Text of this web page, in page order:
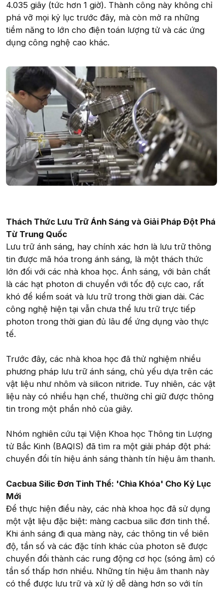
4.035 giây (tức hơn 1 giờ). Thành công này không chỉ
phá vỡ mọi kỷ lục trước đây, mà còn mở ra những
tiềm năng to lớn cho điện toán lượng tử và các ứng
dụng công nghệ cao khác.
Thách Thức Lưu Trữ Ánh Sáng và Giải Pháp Đột Phá
Từ Trung Quốc
Lưu trữ ánh sáng, hay chính xác hơn là lưu trữ thông
tin được mã hóa trong ánh sáng, là một thách thức
lớn đối với các nhà khoa học. Ánh sáng, với bản chất
là các hạt photon di chuyển với tốc độ cực cao, rất
khó để kiểm soát và lưu trữ trong thời gian dài. Các
công nghệ hiện tại vẫn chưa thể lưu trữ trực tiếp
photon trong thời gian đủ lâu để ứng dụng vào thực
tế.
Trước đây, các nhà khoa học đã thử nghiệm nhiều
phương pháp lưu trữ ánh sáng, chủ yếu dựa trên các
vật liệu như nhôm và silicon nitride. Tuy nhiên, các vật
liệu này có nhiều hạn chế, thường chỉ giữ được thông
tin trong một phần nhỏ của giây.
Nhóm nghiên cứu tại Viện Khoa học Thông tin Lượng
tử Bắc Kinh (BAQIS) đã tìm ra một giải pháp đột phá:
chuyển đổi tín hiệu ánh sáng thành tín hiệu âm thanh.
Cacbua Silic Đơn Tinh Thể: 'Chìa Khóa' Cho Kỷ Lục
Mới
Để thực hiện điều này, các nhà khoa học đã sử dụng
một vật liệu đặc biệt: màng cacbua silic đơn tinh thể.
Khi ánh sáng đi qua màng này, các thông tin về biên
độ, tần số và các đặc tính khác của photon sẽ được
chuyển đổi thành các rung động cơ học (sóng âm) có
tần số thấp hơn nhiều. Những tín hiệu âm thanh này
có thể được lưu trữ và xử lý dễ dàng hơn so với tín